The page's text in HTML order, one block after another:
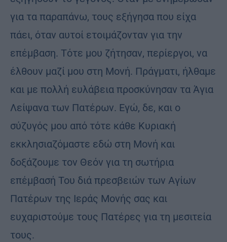
για τα παραπάνω, τους εξήγησα που είχα
πάει, όταν αυτοί ετοιμάζονταν για την
επέμβαση. Τότε μου ζήτησαν, περίεργοι, να
έλθουν μαζί μου στη Μονή. Πράγματι, ήλθαμε
και με πολλή ευλάβεια προσκύνησαν τα Άγια
Λείψανα των Πατέρων. Εγώ, δε, και ο
σύζυγός μου από τότε κάθε Κυριακή
εκκλησιαζόμαστε εδώ στη Μονή και
δοξάζουμε τον Θεόν για τη σωτήρια
επέμβασή Του διά πρεσβειών των Αγίων
Πατέρων της Ιεράς Μονής σας και
ευχαριστούμε τους Πατέρες για τη μεσιτεία
τους.